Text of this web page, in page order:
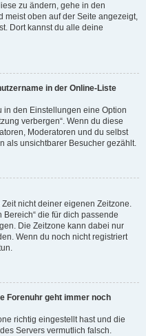
zu ändern, gehe in den
meist oben auf der Seite angezeigt,
Dort kannst du alle deine
in der Online-Liste
in den Einstellungen eine Option
verbergen“. Wenn du diese
Moderatoren und du selbst
als unsichtbarer Besucher gezählt.
nicht deiner eigenen Zeitzone.
Bereich“ die für dich passende
Die Zeitzone kann dabei nur
Wenn du noch nicht registriert
Forenuhr geht immer noch
richtig eingestellt hast und die
Servers vermutlich falsch.